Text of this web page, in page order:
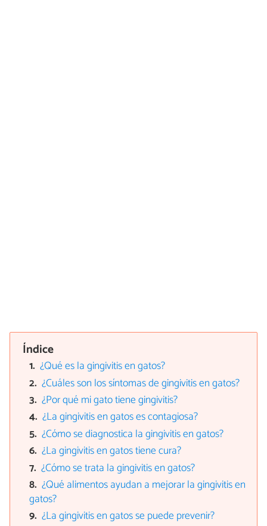
Índice
¿Qué es la gingivitis en gatos?
¿Cuáles son los síntomas de gingivitis en gatos?
¿Por qué mi gato tiene gingivitis?
¿La gingivitis en gatos es contagiosa?
¿Cómo se diagnostica la gingivitis en gatos?
¿La gingivitis en gatos tiene cura?
¿Cómo se trata la gingivitis en gatos?
¿Qué alimentos ayudan a mejorar la gingivitis en
gatos?
¿La gingivitis en gatos se puede prevenir?